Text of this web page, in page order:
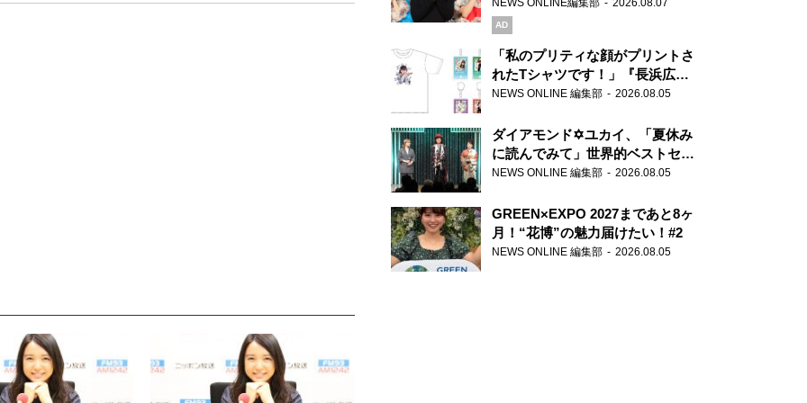
NEWS ONLINE編集部 2026.08.07
AD
「私のプリティな顔がプリントさ
れたTシャツです！」『長浜広奈
天下無双』初の番組グッズ発売
NEWS ONLINE 編集部 2026.08.05
ダイアモンド✡ユカイ、「夏休み
に読んでみて」世界的ベストセラ
ー『アナスタシア』を紹介
NEWS ONLINE 編集部 2026.08.05
GREEN×EXPO 2027まであと8ヶ
月！“花博”の魅力届けたい！#2
NEWS ONLINE 編集部 2026.08.05